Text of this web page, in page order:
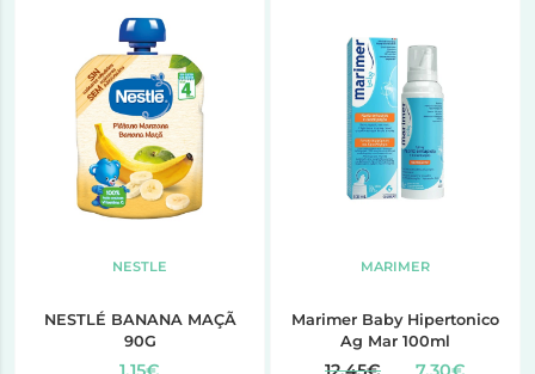
NESTLE
NESTLÉ BANANA MAÇÃ
90G
MARIMER
Marimer Baby Hipertonico
Ag Mar 100ml